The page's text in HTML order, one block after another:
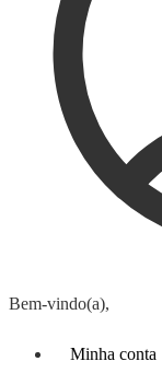
Bem-vindo(a),
Minha conta